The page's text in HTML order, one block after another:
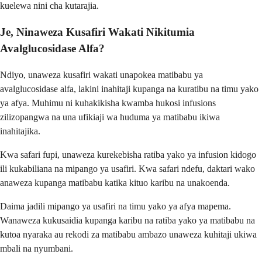
kuelewa nini cha kutarajia.
Je, Ninaweza Kusafiri Wakati Nikitumia
Avalglucosidase Alfa?
Ndiyo, unaweza kusafiri wakati unapokea matibabu ya
avalglucosidase alfa, lakini inahitaji kupanga na kuratibu na timu yako
ya afya. Muhimu ni kuhakikisha kwamba hukosi infusions
zilizopangwa na una ufikiaji wa huduma ya matibabu ikiwa
inahitajika.
Kwa safari fupi, unaweza kurekebisha ratiba yako ya infusion kidogo
ili kukabiliana na mipango ya usafiri. Kwa safari ndefu, daktari wako
anaweza kupanga matibabu katika kituo karibu na unakoenda.
Daima jadili mipango ya usafiri na timu yako ya afya mapema.
Wanaweza kukusaidia kupanga karibu na ratiba yako ya matibabu na
kutoa nyaraka au rekodi za matibabu ambazo unaweza kuhitaji ukiwa
mbali na nyumbani.